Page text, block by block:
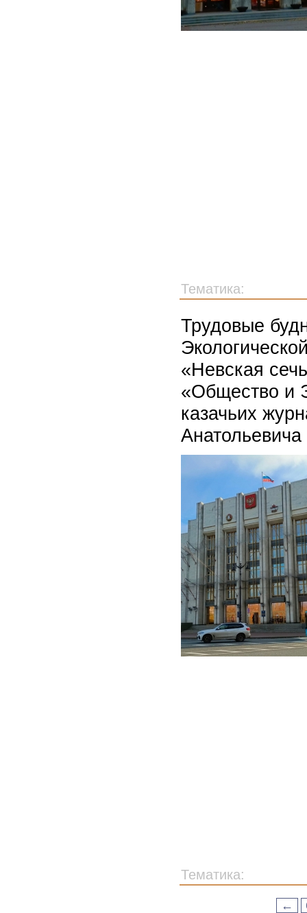
Тематика:
Трудовые
«Невская
«Общество и
казачьих
Анатольевича
Тематика:
←